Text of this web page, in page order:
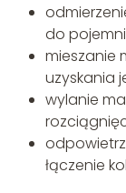
do
mieszanie
uzyskania
wylanie
łączenie